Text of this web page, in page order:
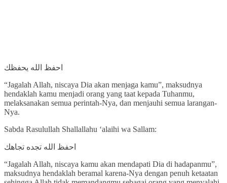
احفظ الله يحفظك
“Jagalah Allah, niscaya Dia akan menjaga kamu”, maksudnya
hendaklah kamu menjadi orang yang taat kepada Tuhanmu,
melaksanakan semua perintah-Nya, dan menjauhi semua larangan-
Nya.
Sabda Rasulullah Shallallahu ‘alaihi wa Sallam:
احفظ الله تجده تجاهك
“Jagalah Allah, niscaya kamu akan mendapati Dia di hadapanmu”,
maksudnya hendaklah beramal karena-Nya dengan penuh ketaatan